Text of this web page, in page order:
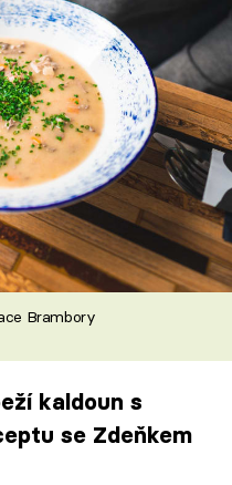
Brambory
kaldoun s
se Zdeňkem